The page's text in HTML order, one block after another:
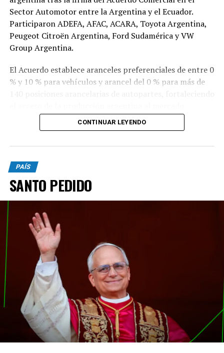
Sector Automotor entre la Argentina y el Ecuador.
Participaron ADEFA, AFAC, ACARA, Toyota Argentina,
Peugeot Citroën Argentina, Ford Sudamérica y VW
Group Argentina.
El Acuerdo establece aranceles preferenciales de entre 0
% y 10 % para vehículos y arancel del 0 % para más de
ecuatoriano.
ampliar la cantidad de modelos exportados y consolidar
el crecimiento de uno de los principales complejos
industriales y exportadores del país.
CONTINUAR LEYENDO
PAÍS
SANTO PEDIDO